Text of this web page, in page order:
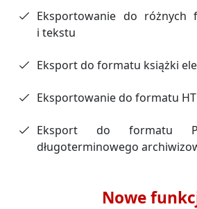
Eksportowanie do różnych
i tekstu
Eksport do formatu książki
Eksportowanie do formatu
Eksport do formatu
długoterminowego
Nowe